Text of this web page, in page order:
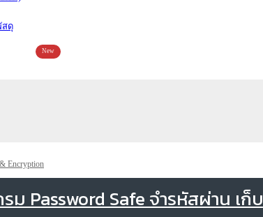
สดุ
New
Encryption
ม Password Safe จำรหัสผ่าน เก็บ